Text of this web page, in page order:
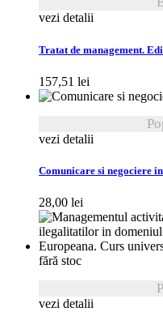
vezi detalii
Tratat de management.
157,51 lei
vezi detalii
Comunicare si negociere
28,00 lei
fără stoc
vezi detalii